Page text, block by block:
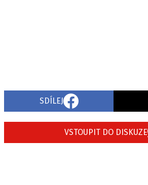
SDÍLEJ
VSTOUPIT DO DISKUZE